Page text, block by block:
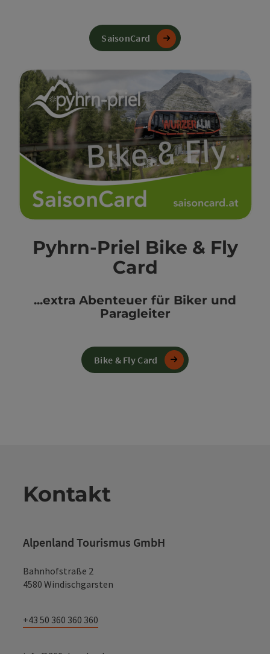
SaisonCard
Pyhrn-Priel Bike & Fly
Card
...extra Abenteuer für Biker und
Paragleiter
Bike & Fly Card
Kontakt
Alpenland Tourismus GmbH
Bahnhofstraße 2
4580 Windischgarsten
+43 50 360 360 360